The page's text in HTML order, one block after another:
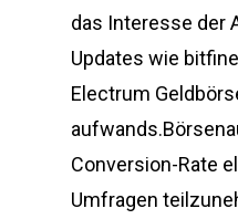
das Interesse der
Updates wie
Electrum
Conversion-Rate
Umfragen